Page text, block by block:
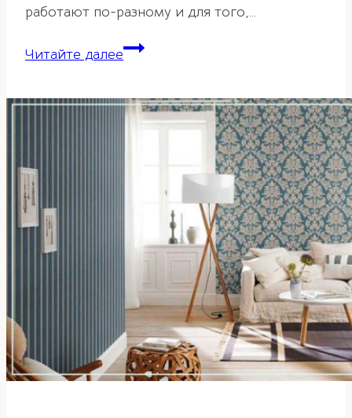
работают по-разному и для того,…
Читайте далееИ-
Книга